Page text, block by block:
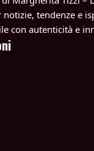
notizie, tendenze e
con autenticità e